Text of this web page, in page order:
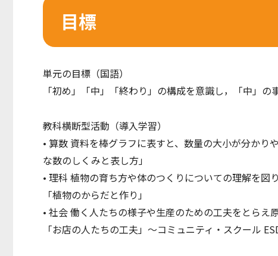
目標
単元の目標（国語）
「初め」「中」「終わり」の構成を意識し，「中」
教科横断型活動（導⼊学習）
• 算数 資料を棒グラフに表すと、数量の⼤⼩が分か
な数のしくみと表し⽅」
• 理科 植物の育ち⽅や体のつくりについての理解を図
「植物のからだと作り」
• 社会 働く⼈たちの様⼦や⽣産のための⼯夫をとらえ
「お店の⼈たちの⼯夫」〜コミュニティ・スクール